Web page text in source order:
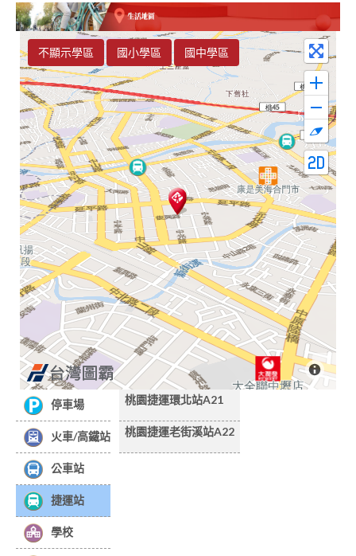
不顯示學區 國小學區 國中學區
停車場
火車/高鐵站
公車站
捷運站
學校
桃園捷運環北站A21
桃園捷運老街溪站A22